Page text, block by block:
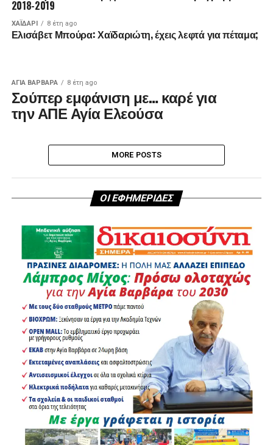
2018-2019
ΧΑΪΔΑΡΙ 8 έτη ago
Ελισάβετ Μπούρα: Χαϊδαριώτη, έχεις λεφτά για πέταμα;
ΑΓΙΑ ΒΑΡΒΑΡΑ 8 έτη ago
Σούπερ εμφάνιση με… καρέ για
την ΑΠΕ Αγία Ελεούσα
MORE POSTS
ΟΙ ΕΦΗΜΕΡΙΔΕΣ